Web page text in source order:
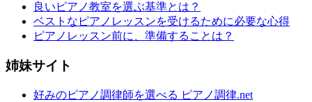
良いピアノ教室を選ぶ基準とは？
ベストなピアノレッスンを受けるために必要な心得
ピアノレッスン前に、準備することは？
姉妹サイト
好みのピアノ調律師を選べる ピアノ調律.net